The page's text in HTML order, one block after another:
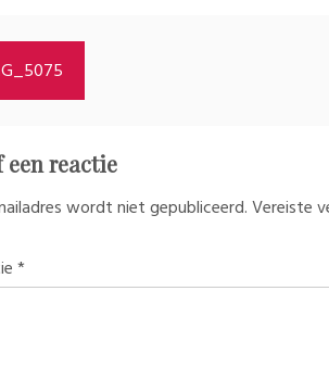
een reactie
wordt niet gepubliceerd.Vereiste
*